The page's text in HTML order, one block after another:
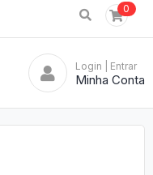
0
Login | Entrar
Minha Conta